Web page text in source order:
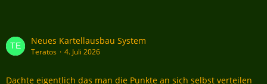
Neues Kartellausbau System
Teratos 4. Juli 2026
Dachte eigentlich das man die Punkte an sich selbst verteilen